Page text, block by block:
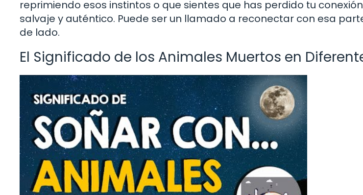
reprimiendo esos instintos o que sientes que has perdido tu
salvaje y auténtico. Puede ser un llamado a reconectar con esa
de lado.
El Significado de los Animales Muertos en